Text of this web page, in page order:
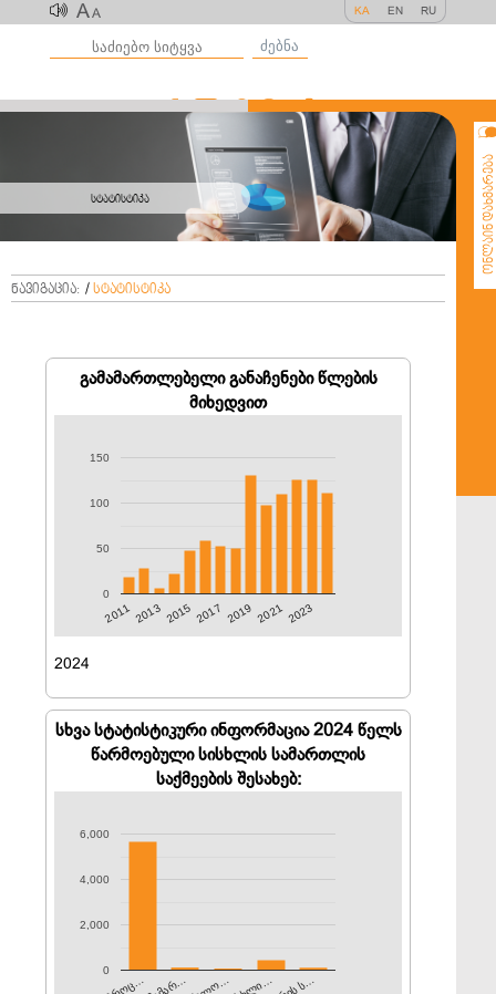
AA KA EN RU
ძებნა
სტატისტიკა ონლაინ დახმარება
ნავიგაცია: / სტატისტიკა
გამამართლებელი განაჩენები წლების
მიხედვით
20112013 2015 2017 2019 20212023
0
50
100
150
2024
სხვა სტატისტიკური ინფორმაცია 2024 წელს
წარმოებული სისხლის სამართლის
საქმეების შესახებ:
0
2,000
4,000
6,000